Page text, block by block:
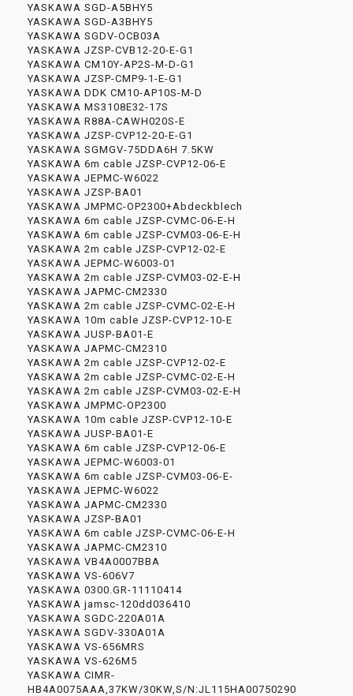
YASKAWA SGD-A5BHY5
YASKAWA SGD-A3BHY5
YASKAWA SGDV-OCB03A
YASKAWA JZSP-CVB12-20-E-G1
YASKAWA CM10Y-AP2S-M-D-G1
YASKAWA JZSP-CMP9-1-E-G1
YASKAWA DDK CM10-AP10S-M-D
YASKAWA MS3108E32-17S
YASKAWA R88A-CAWH020S-E
YASKAWA JZSP-CVP12-20-E-G1
YASKAWA SGMGV-75DDA6H 7.5KW
YASKAWA 6m cable JZSP-CVP12-06-E
YASKAWA JEPMC-W6022
YASKAWA JZSP-BA01
YASKAWA JMPMC-OP2300+Abdeckblech
YASKAWA 6m cable JZSP-CVMC-06-E-H
YASKAWA 6m cable JZSP-CVM03-06-E-H
YASKAWA 2m cable JZSP-CVP12-02-E
YASKAWA JEPMC-W6003-01
YASKAWA 2m cable JZSP-CVM03-02-E-H
YASKAWA JAPMC-CM2330
YASKAWA 2m cable JZSP-CVMC-02-E-H
YASKAWA 10m cable JZSP-CVP12-10-E
YASKAWA JUSP-BA01-E
YASKAWA JAPMC-CM2310
YASKAWA 2m cable JZSP-CVP12-02-E
YASKAWA 2m cable JZSP-CVMC-02-E-H
YASKAWA 2m cable JZSP-CVM03-02-E-H
YASKAWA JMPMC-OP2300
YASKAWA 10m cable JZSP-CVP12-10-E
YASKAWA JUSP-BA01-E
YASKAWA 6m cable JZSP-CVP12-06-E
YASKAWA JEPMC-W6003-01
YASKAWA 6m cable JZSP-CVM03-06-E-
YASKAWA JEPMC-W6022
YASKAWA JAPMC-CM2330
YASKAWA JZSP-BA01
YASKAWA 6m cable JZSP-CVMC-06-E-H
YASKAWA JAPMC-CM2310
YASKAWA VB4A0007BBA
YASKAWA VS-606V7
YASKAWA 0300.GR-11110414
YASKAWA jamsc-120dd036410
YASKAWA SGDC-220A01A
YASKAWA SGDV-330A01A
YASKAWA VS-656MRS
YASKAWA VS-626M5
YASKAWA CIMR-
HB4A0075AAA,37KW/30KW,S/N:JL115HA00750290